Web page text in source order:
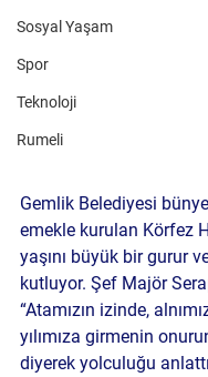
Sosyal Yaşam
Spor
Teknoloji
Rumeli
Gemlik Belediyesi
emekle kurulan Körfez
yaşını büyük bir gurur
kutluyor. Şef Majör
“Atamızın izinde,
yılımıza girmenin
diyerek yolculuğu